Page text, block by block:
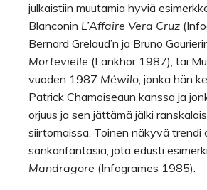
julkaistiin muutamia hyviä
Blanconin L’Affaire Vera Cruz
Bernard Grelaud’n ja Bruno
Mortevielle (Lankhor 1987), tai
vuoden 1987 Méwilo, jonka hän
Patrick Chamoiseaun kanssa ja
orjuus ja sen jättämä jälki
siirtomaissa. Toinen näkyvä trendi
sankarifantasia, jota edusti
Mandragore (Infogrames 1985).